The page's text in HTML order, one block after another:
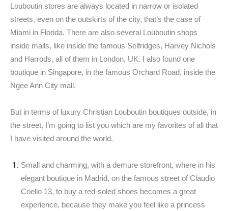
Louboutin stores are always located in narrow or isolated
streets, even on the outskirts of the city, that’s the case of
Miami in Florida. There are also several Louboutin shops
inside malls, like inside the famous Selfridges, Harvey Nichols
and Harrods, all of them in London, UK. I also found one
boutique in Singapore, in the famous Orchard Road, inside the
Ngee Ann City mall.
But in terms of luxury Christian Louboutin boutiques outside, in
the street, I’m going to list you which are my favorites of all that
I have visited around the world.
Small and charming, with a demure storefront, where in his
elegant boutique in Madrid, on the famous street of Claudio
Coello 13, to buy a red-soled shoes becomes a great
experience, because they make you feel like a princess